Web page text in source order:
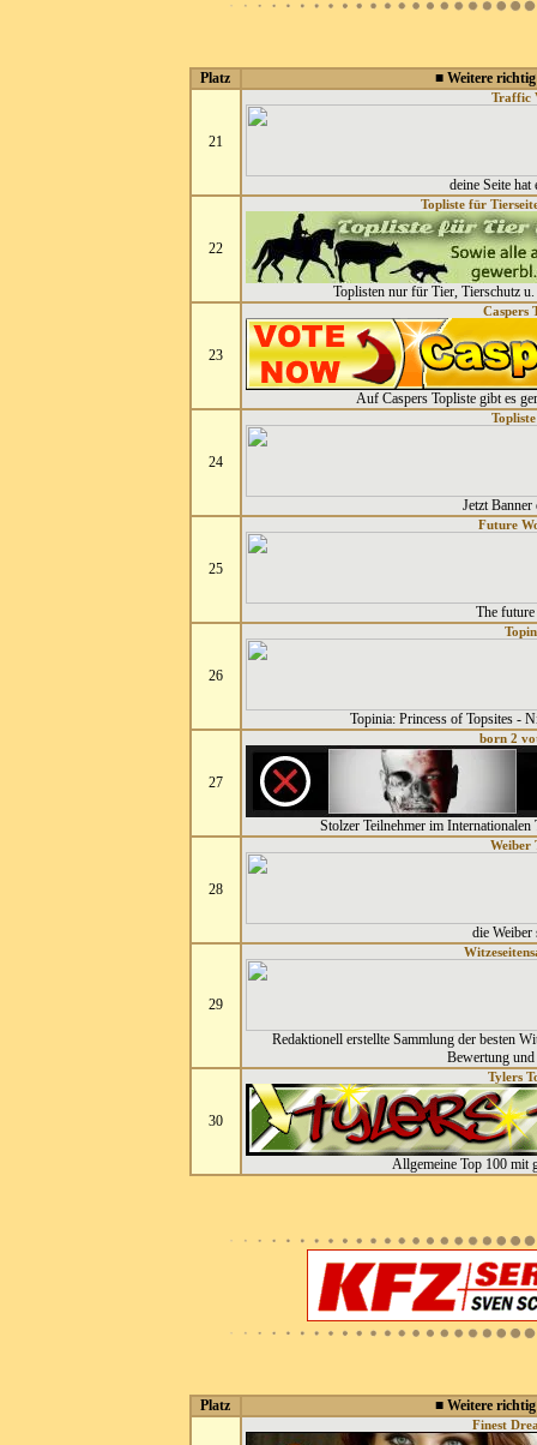
Platz ■ Weitere
21
Traffic
deine Seite hat
22
Topliste für
Toplisten nur für Tier, Tierschutz
23
Caspers
Auf Caspers Topliste gibt es
24
Jetzt Banner
25
Future
The
26
Topinia: Princess of Topsites -
27
born 2
Stolzer Teilnehmer im
28
Weiber
die Weiber
29
Redaktionell erstellte Sammlung der besten
Bewertung und
30
Tylers
Allgemeine Top 100 mit
Platz ■ Weitere
Finest